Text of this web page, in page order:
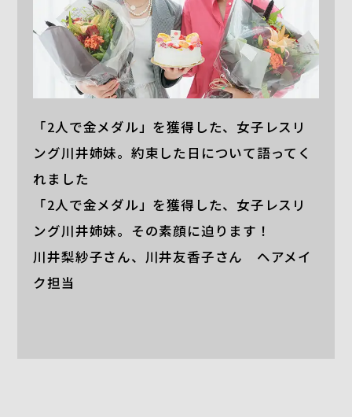
「2人で金メダル」を獲得した、女子レスリ
ング川井姉妹。約束した日について語ってく
れました
「2人で金メダル」を獲得した、女子レスリ
ング川井姉妹。その素顔に迫ります！
川井梨紗子さん、川井友香子さん ヘアメイ
ク担当